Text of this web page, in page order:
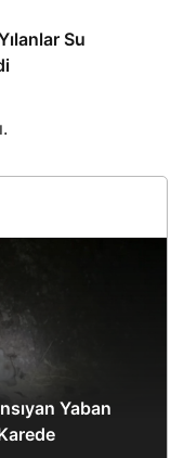
Su
Yaban